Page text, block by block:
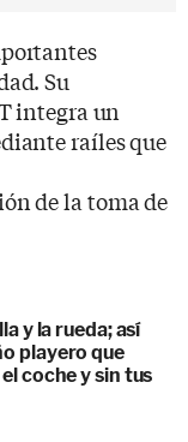
Su
integra un
raíles que
de la toma de
y la rueda; así
playero que
coche y sin tus